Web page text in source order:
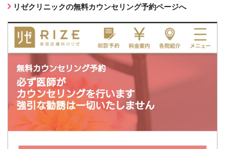
リゼクリニックの無料カウンセリング予約ページへ